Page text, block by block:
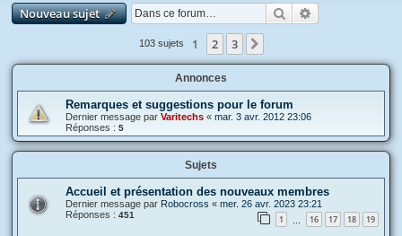
h
Nouveau sujet Rechercher
103 sujets 1 2 3
Annonces
Remarques et suggestions pour le forum
Dernier message par Varitechs « mar. 3 avr. 2012 23:06
Réponses : 5
Sujets
Accueil et présentation des nouveaux membres
Dernier message par Robocross « mer. 26 avr. 2023 23:21
Réponses : 451 1 16 17 18 19